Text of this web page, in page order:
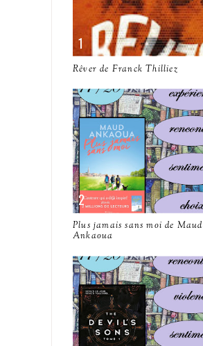
Rêver de Franck Thilliez
Plus jamais sans moi de Maud
Ankaoua